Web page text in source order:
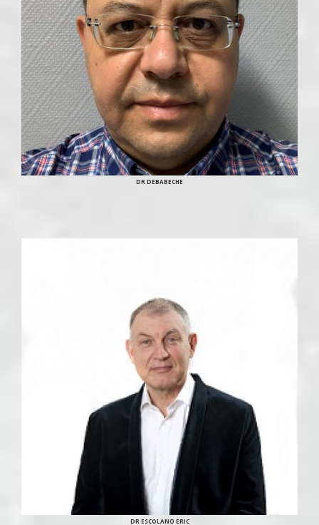
DR DEBABECHE
DR ESCOLANO ERIC